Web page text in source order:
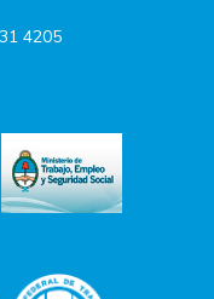
4205